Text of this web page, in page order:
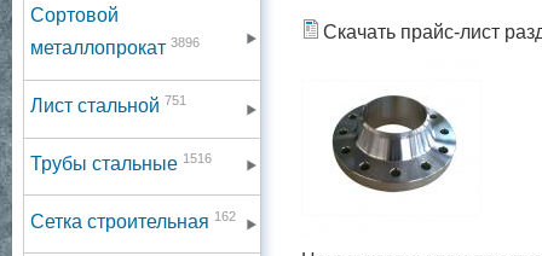
Сортовой
металлопрокат 3896
Лист стальной 751
Трубы стальные 1516
Сетка строительная 162
Скачать прайс-лист